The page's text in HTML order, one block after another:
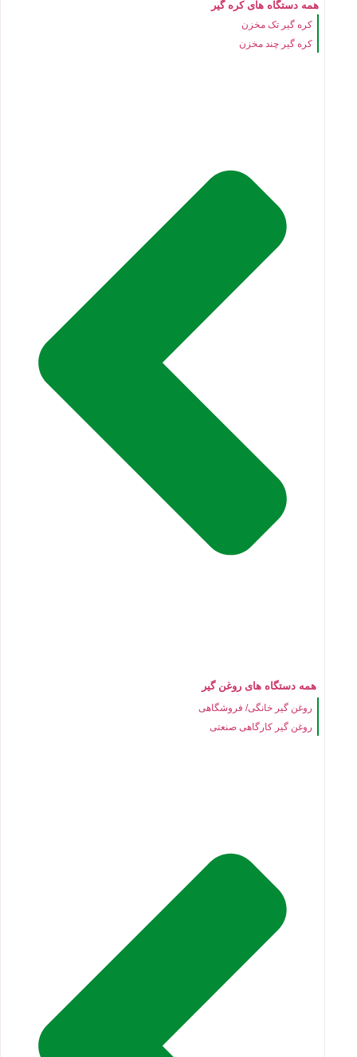
همه دستگاه های کره گیر
کره گیر تک مخزن
کره گیر چند مخزن
همه دستگاه های روغن گیر
روغن گیر خانگی/ فروشگاهی
روغن گیر کارگاهی صنعتی